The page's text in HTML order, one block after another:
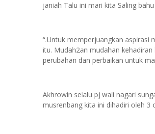
janiah Talu ini mari kita Saling
“.Untuk memperjuangkan aspirasi
itu. Mudah2an mudahan
perubahan dan perbaikan untuk
Akhrowin selalu pj wali nagari
musrenbang kita ini dihadiri oleh 3